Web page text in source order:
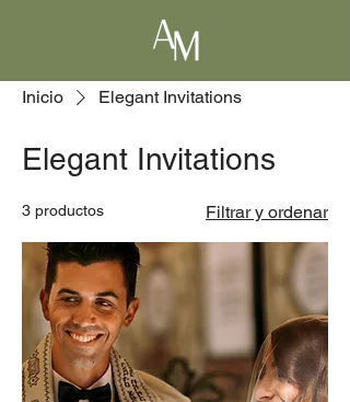
Inicio Elegant Invitations
Elegant Invitations
3 productos Filtrar y ordenar